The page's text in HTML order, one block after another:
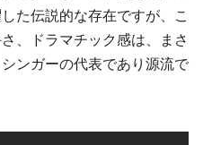
た伝説的な存在ですが、こ
、ドラマチック感は、まさ
ンガーの代表であり源流で